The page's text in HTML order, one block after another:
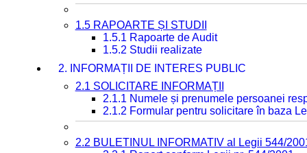
1.5 RAPOARTE ȘI STUDII
1.5.1 Rapoarte de Audit
1.5.2 Studii realizate
2. INFORMAȚII DE INTERES PUBLIC
2.1 SOLICITARE INFORMAȚII
2.1.1 Numele și prenumele persoanei
2.1.2 Formular pentru solicitare în baza
2.2 BULETINUL INFORMATIV al Legii 544/